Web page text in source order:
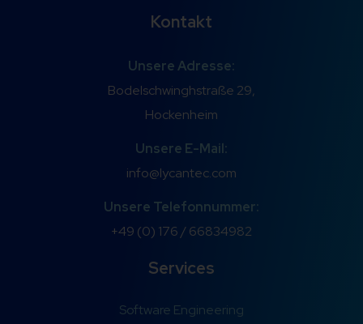
Kontakt
Unsere Adresse:
Bodelschwinghstraße 29,
Hockenheim
Unsere E-Mail:
info@lycantec.com
Unsere Telefonnummer:
+49 (0) 176 / 66834982
Services
Software Engineering